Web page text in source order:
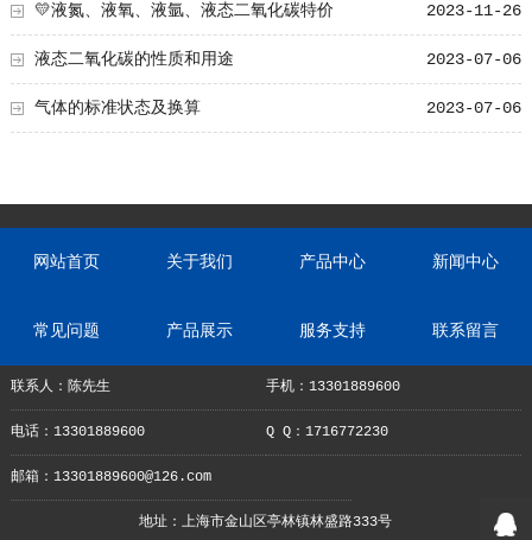
2023-11-26
💛液氮、液氧、液氩、液态二氧化碳特价
2023-07-06
液态二氧化碳的性质和用途
2023-07-06
气体的标准状态及换算
网站首页 关于我们 产品中心 新闻中心
常见问题 产品展示 服务支持 联系留言
联系人：陈先生 手机：13301889600
电话：13301889600 Q Q：1716772230
邮箱：13301889600@126.com
地址：上海市金山区亭林镇林盛路333号